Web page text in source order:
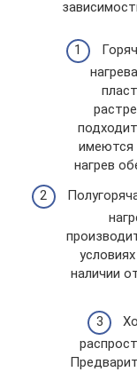
имеются
нагрев
наличии